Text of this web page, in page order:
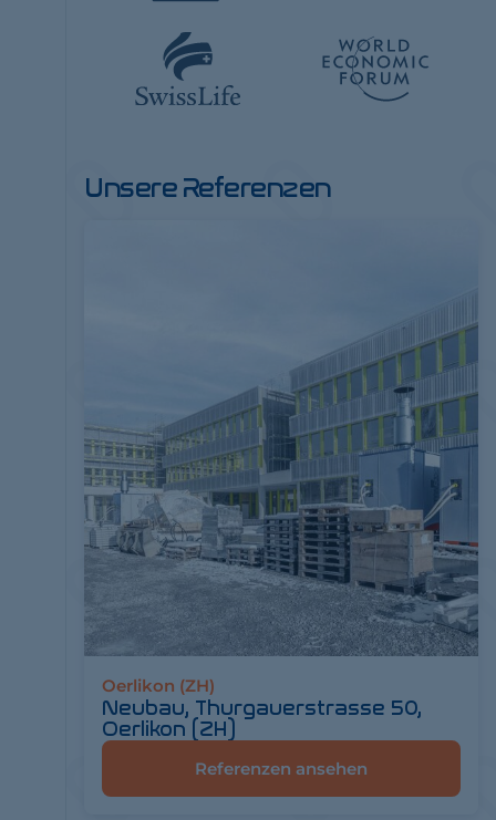
Unsere Referenzen
Oerlikon (ZH)
Neubau, Thurgauerstrasse 50,
Oerlikon (ZH)
Referenzen ansehen